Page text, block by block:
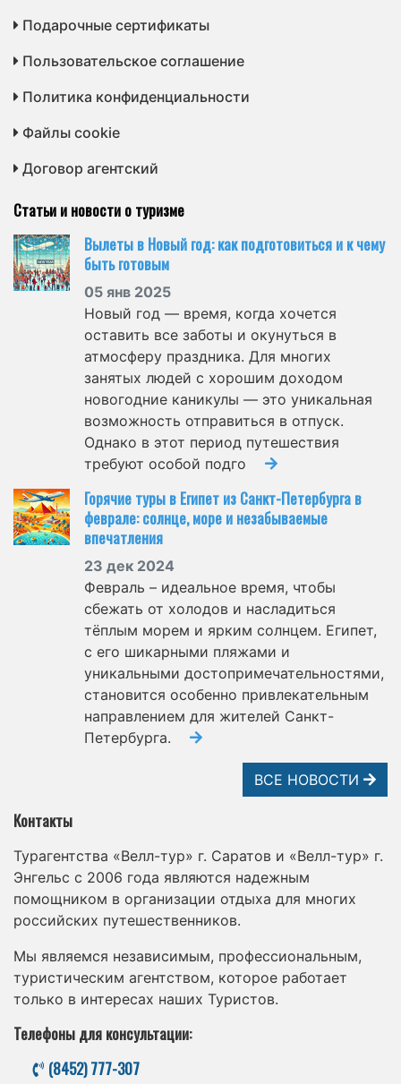
Подарочные сертификаты
Пользовательское соглашение
Политика конфиденциальности
Файлы cookie
Договор агентский
Статьи и новости о туризме
Вылеты в Новый год: как подготовиться и к чему
быть готовым
05 янв 2025
Новый год — время, когда хочется
оставить все заботы и окунуться в
атмосферу праздника. Для многих
занятых людей с хорошим доходом
новогодние каникулы — это уникальная
возможность отправиться в отпуск.
Однако в этот период путешествия
требуют особой подго
Горячие туры в Египет из Санкт-Петербурга в
феврале: солнце, море и незабываемые
впечатления
23 дек 2024
Февраль – идеальное время, чтобы
сбежать от холодов и насладиться
тёплым морем и ярким солнцем. Египет,
с его шикарными пляжами и
уникальными достопримечательностями,
становится особенно привлекательным
направлением для жителей Санкт-
Петербурга.
ВСЕ НОВОСТИ
Контакты
Турагентства «Велл-тур» г. Саратов и «Велл-тур» г.
Энгельс с 2006 года являются надежным
помощником в организации отдыха для многих
российских путешественников.
Мы являемся независимым, профессиональным,
туристическим агентством, которое работает
только в интересах наших Туристов.
Телефоны для консультации:
(8452) 777-307